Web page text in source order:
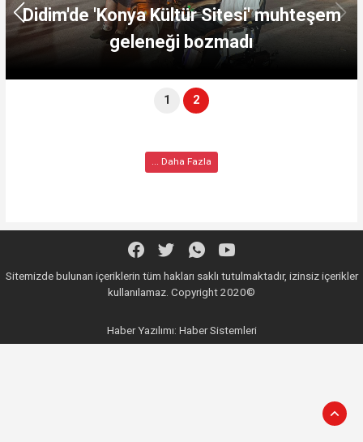
Didim'de 'Konya Kültür Sitesi' muhteşem
geleneği bozmadı
1 2
... Daha Fazla
Sitemizde bulunan içeriklerin tüm hakları saklı tutulmaktadır, izinsiz içerikler
kullanılamaz. Copyright 2020©
Haber Yazılımı: Haber Sistemleri